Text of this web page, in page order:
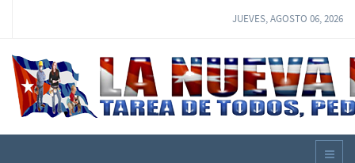
JUEVES, AGOSTO 06, 2026